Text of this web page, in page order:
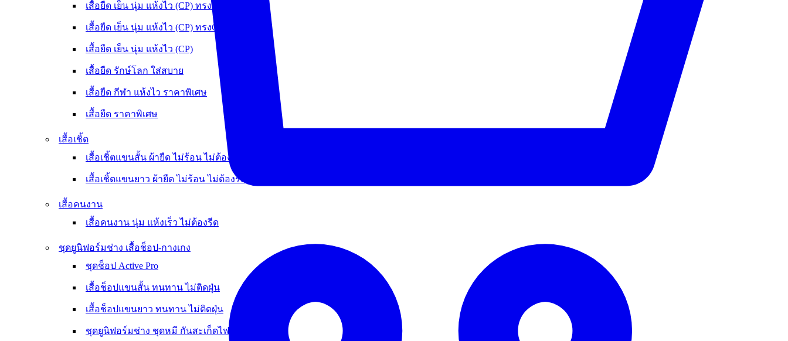
เสื้อยืด เย็น นุ่ม แห้งไว (CP) ทรงOversize
เสื้อยืด เย็น นุ่ม แห้งไว (CP) ทรงCrop
เสื้อยืด เย็น นุ่ม แห้งไว (CP)
เสื้อยืด รักษ์โลก ใส่สบาย
เสื้อยืด กีฬา แห้งไว ราคาพิเศษ
เสื้อยืด ราคาพิเศษ
เสื้อเชิ้ต
เสื้อเชิ้ตแขนสั้น ผ้ายืด ไม่ร้อน ไม่ต้องรีด
เสื้อเชิ้ตแขนยาว ผ้ายืด ไม่ร้อน ไม่ต้องรีด
เสื้อคนงาน
เสื้อคนงาน นุ่ม แห้งเร็ว ไม่ต้องรีด
ชุดยูนิฟอร์มช่าง เสื้อช็อป-กางเกง
ชุดช็อป Active Pro
เสื้อช็อปแขนสั้น ทนทาน ไม่ติดฝุ่น
เสื้อช็อปแขนยาว ทนทาน ไม่ติดฝุ่น
ชุดยูนิฟอร์มช่าง ชุดหมี กันสะเก็ดไฟ